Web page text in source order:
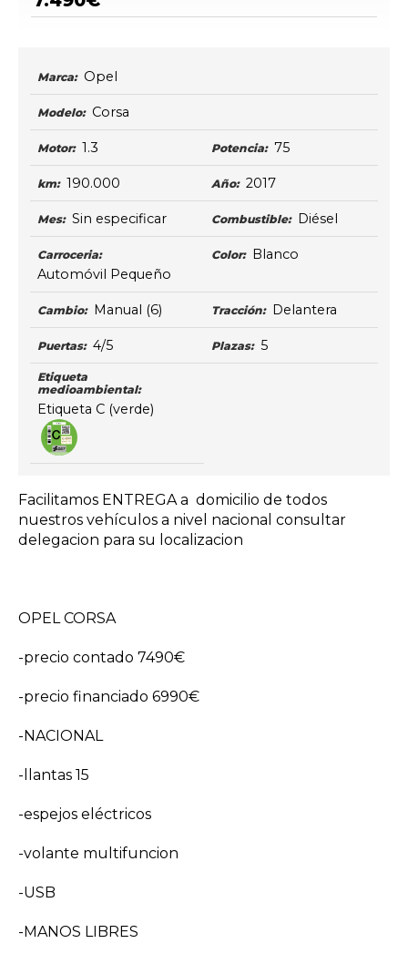
Marca: Opel
Modelo: Corsa
Motor: 1.3 Potencia: 75
km: 190.000 Año: 2017
Mes: Sin especificar Combustible: Diésel
Carroceria:
Automóvil Pequeño
Color: Blanco
Cambio: Manual (6) Tracción: Delantera
Puertas: 4/5 Plazas: 5
Etiqueta
medioambiental:
Etiqueta C (verde)
Facilitamos ENTREGA a domicilio de todos
nuestros vehículos a nivel nacional consultar
delegacion para su localizacion
OPEL CORSA
-precio contado 7490€
-precio financiado 6990€
-NACIONAL
-llantas 15
-espejos eléctricos
-volante multifuncion
-USB
-MANOS LIBRES